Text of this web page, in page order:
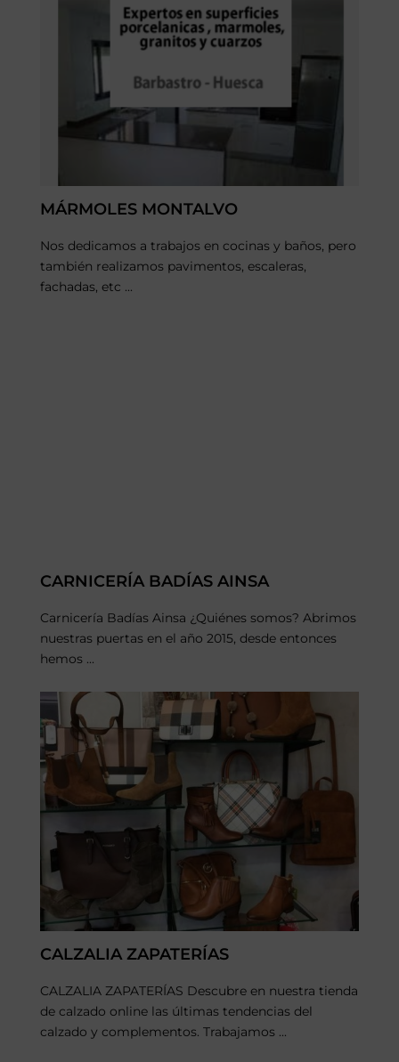
MÁRMOLES MONTALVO
Nos dedicamos a trabajos en cocinas y baños, pero
también realizamos pavimentos, escaleras,
fachadas, etc ...
CARNICERÍA BADÍAS AINSA
Carnicería Badías Ainsa ¿Quiénes somos? Abrimos
nuestras puertas en el año 2015, desde entonces
hemos ...
CALZALIA ZAPATERÍAS
CALZALIA ZAPATERÍAS Descubre en nuestra tienda
de calzado online las últimas tendencias del
calzado y complementos. Trabajamos ...